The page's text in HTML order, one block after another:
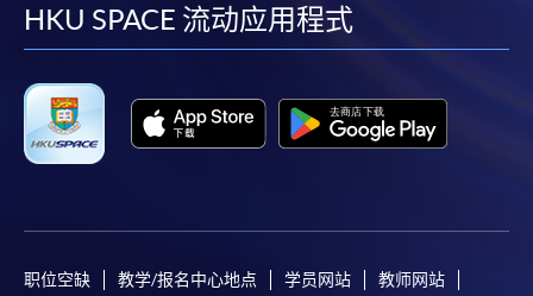
facebook
youtube
linkedin
HKU SPACE 流动应用程式
职位空缺 教学/报名中心地点 学员网站 教师网站